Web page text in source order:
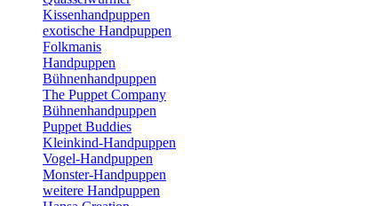
Kissenhandpuppen
exotische Handpuppen
Folkmanis
Handpuppen
Bühnenhandpuppen
The Puppet Company
Bühnenhandpuppen
Puppet Buddies
Kleinkind-Handpuppen
Vogel-Handpuppen
Monster-Handpuppen
weitere Handpuppen